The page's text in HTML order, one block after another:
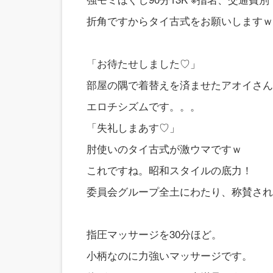
折角ですからタイ古式をお願いしますｗ
「お待たせしました♡」
部屋の隅で着替えを済ませたアオイさん
エロチシズムです。。。
「失礼しまあす♡」
肘使いのタイ古式が激ウマですｗ
これですね。昭和スタイルの底力！
委員会グループ全土にわたり、称賛され
指圧マッサージを30分ほど。
小柄なのに力強いマッサージです。